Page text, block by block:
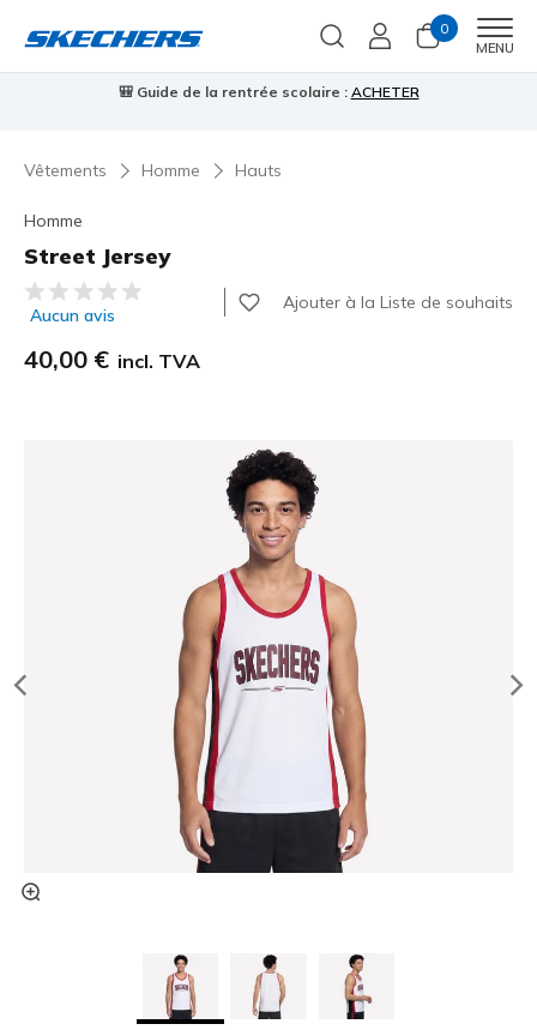
0
MENU
🎒 Guide de la rentrée scolaire : ACHETER
Vêtements Homme Hauts
Homme
Street Jersey
Évaluation client 4,6 sur 5
Aucun avis
Ajouter à la Liste de souhaits
40,00 € incl. TVA